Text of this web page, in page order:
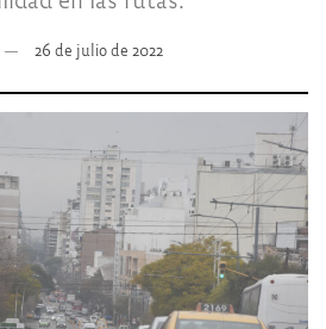
26 de julio de 2022